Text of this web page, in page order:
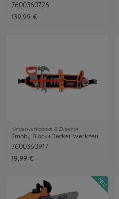
7600360726
139,99 €
Kinderwerkbänke & Zubehör
7600360917
19,99 €
NEU